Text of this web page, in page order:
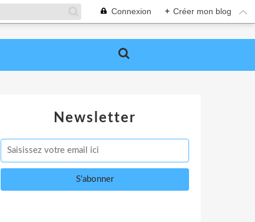
Connexion + Créer mon blog
Newsletter